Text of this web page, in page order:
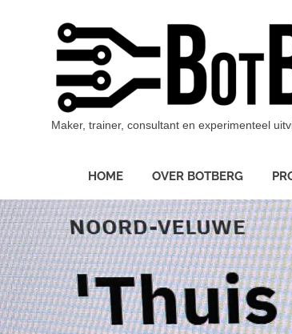
Maker, trainer, consultant en experimenteel
HOME OVER BOTBERG